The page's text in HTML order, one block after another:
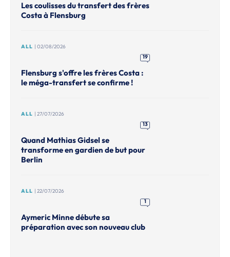
Les coulisses du transfert des frères
Costa à Flensburg
ALL | 02/08/2026
19
Flensburg s'offre les frères Costa :
le méga-transfert se confirme !
ALL | 27/07/2026
13
Quand Mathias Gidsel se
transforme en gardien de but pour
Berlin
ALL | 22/07/2026
1
Aymeric Minne débute sa
préparation avec son nouveau club